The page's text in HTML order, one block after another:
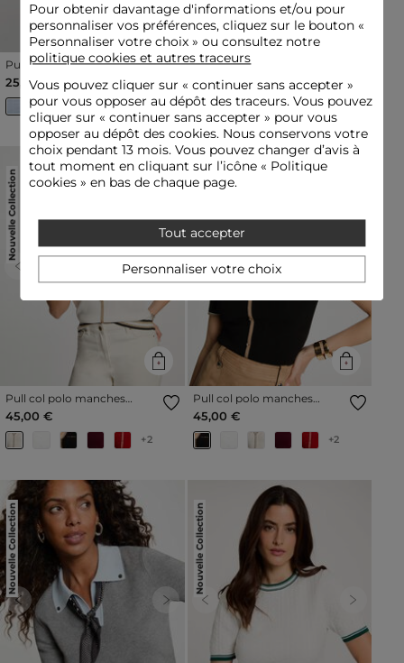
Pull col rond manches
courtes bleu ciel femme
25,00 €
Pull col rond manches
25,00 €
Nouvelle Collection
Previous Next
Pull col polo manches
courtes blanc femme
45,00 €
+2
Nouvelle Collection
Previous
Pull col polo manches
courtes noir femme
45,00 €
+2
Nouvelle Collection
Previous Next
Nouvelle Collection
Previous Next
Pour obtenir davantage d'informations et/ou pour
personnaliser vos préférences, cliquez sur le bouton «
Personnaliser votre choix » ou consultez notre
politique cookies et autres traceurs
Vous pouvez cliquer sur « continuer sans accepter»
pour vous opposer au dépôt des traceurs. Vous pouvez
cliquer sur « continuer sans accepter » pour vous
opposer au dépôt des cookies. Nous conservons votre
choix pendant 13 mois. Vous pouvez changer d’avis à
tout moment en cliquant sur l’icône « Politique
cookies » en bas de chaque page.
Tout accepter
Personnaliser votre choix